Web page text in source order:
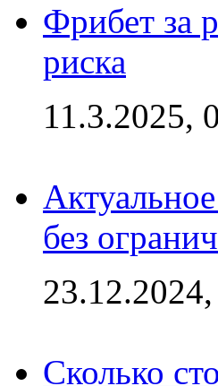
Фрибет за
риска
11.3.2025,
без
Сколько